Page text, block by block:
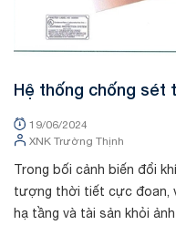
Hệ thống chống sét
19/06/2024
XNK Trường Thịnh
Trong bối cảnh biến đổi
tượng thời tiết cực đoan,
hạ tầng và tài sản khỏi